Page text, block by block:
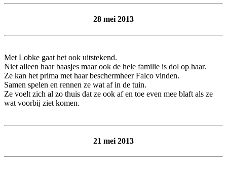
28 mei 2013
Met Lobke gaat het ook uitstekend.
Niet alleen haar baasjes maar ook de hele familie is dol op haar.
Ze kan het prima met haar beschermheer Falco vinden.
Samen spelen en rennen ze wat af in de tuin.
Ze voelt zich al zo thuis dat ze ook af en toe even mee blaft als ze
wat voorbij ziet komen.
21 mei 2013